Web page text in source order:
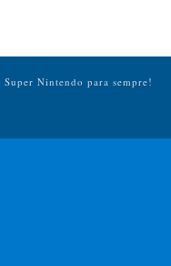
Super Nintendo para sempre!